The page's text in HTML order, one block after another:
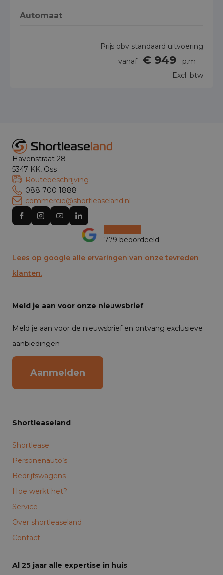
Automaat
Prijs obv standaard uitvoering
vanaf € 949
p.m
Excl. btw
Havenstraat 28
5347 KK, Oss
Routebeschrijving
088 700 1888
commercie@shortleaseland.nl
779 beoordeeld
Lees op google alle ervaringen van onze tevreden
klanten.
Meld je aan voor onze nieuwsbrief
Meld je aan voor de nieuwsbrief en ontvang exclusieve
aanbiedingen
Aanmelden
Shortleaseland
Shortlease
Personenauto’s
Bedrijfswagens
Hoe werkt het?
Service
Over shortleaseland
Contact
Al 25 jaar alle expertise in huis